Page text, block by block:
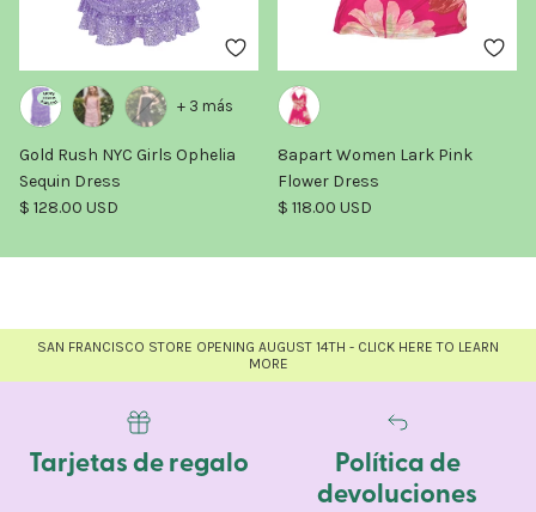
Gold Rush NYC Girls Ophelia
Sequin Dress
Precio normal
$ 128.00 USD
+ 3 más
8apart Women Lark Pink
Flower Dress
Precio normal
$ 118.00 USD
SAN FRANCISCO STORE OPENING AUGUST 14TH - CLICK HERE TO LEARN
MORE
Tarjetas de regalo
Política de
devoluciones